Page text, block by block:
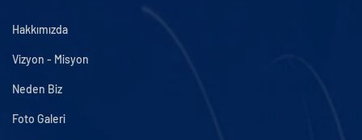
Hakkımızda
Vizyon - Misyon
Neden Biz
Foto Galeri